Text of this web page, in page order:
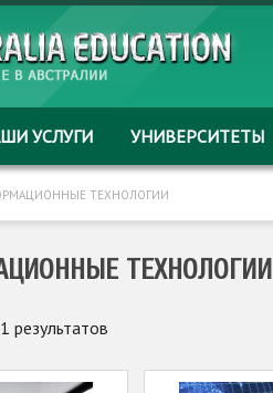
УСЛУГИ УНИВЕРСИТЕТЫ
ТЕХНОЛОГИИ
ТЕХНОЛОГИИ
результатов